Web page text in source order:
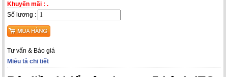
Khuyến mãi : .
Số lương :
Tư vấn & Báo giá
Miêu tả chi tiết